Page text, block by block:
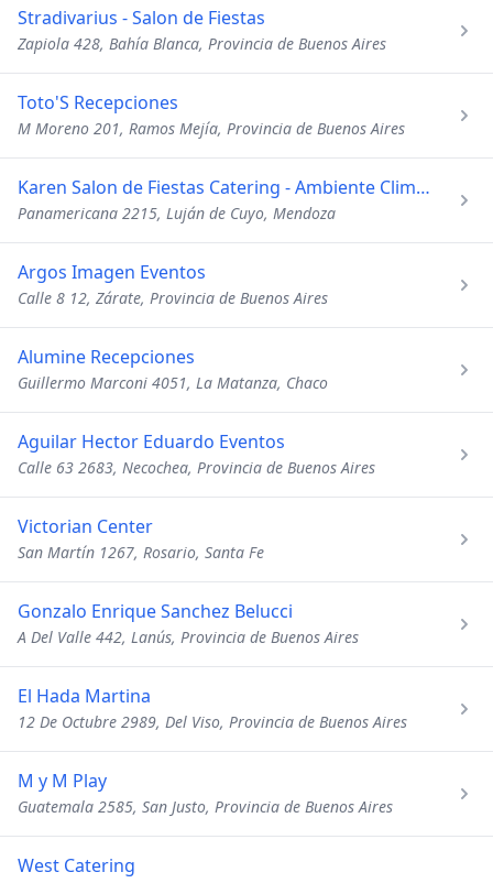
Stradivarius - Salon de Fiestas
Zapiola 428, Bahía Blanca, Provincia de Buenos Aires
Toto'S Recepciones
M Moreno 201, Ramos Mejía, Provincia de Buenos Aires
Karen Salon de Fiestas Catering - Ambiente Climatizado
Panamericana 2215, Luján de Cuyo, Mendoza
Argos Imagen Eventos
Calle 8 12, Zárate, Provincia de Buenos Aires
Alumine Recepciones
Guillermo Marconi 4051, La Matanza, Chaco
Aguilar Hector Eduardo Eventos
Calle 63 2683, Necochea, Provincia de Buenos Aires
Victorian Center
San Martín 1267, Rosario, Santa Fe
Gonzalo Enrique Sanchez Belucci
A Del Valle 442, Lanús, Provincia de Buenos Aires
El Hada Martina
12 De Octubre 2989, Del Viso, Provincia de Buenos Aires
M y M Play
Guatemala 2585, San Justo, Provincia de Buenos Aires
West Catering